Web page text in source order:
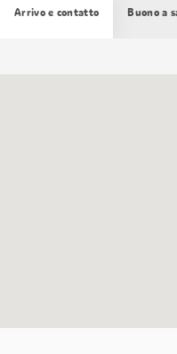
Arrivo e contatto Buono a